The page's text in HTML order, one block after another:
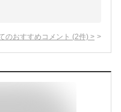
のおすすめコメント (2件) >